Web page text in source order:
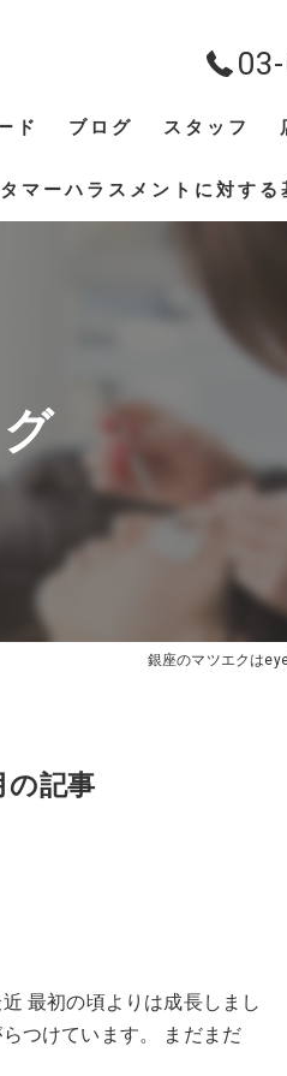
ド ブログ
ギャラリー
スタッフ
タマーハラスメントに対する
銀座のマツエクは
の記事
最初の頃よりは成長しまし
つけています。 まだまだ